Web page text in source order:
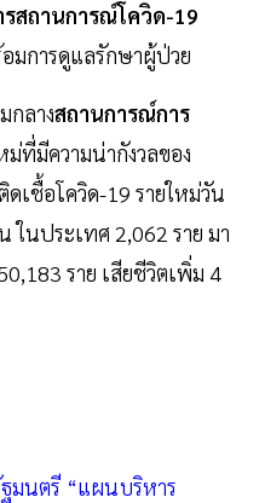
สถานการณ์โควิด-19
มการดูแลรักษาผู้ป่วย
กลางสถานการณ์การ
ม่ที่มีความน่ากังวลของ
เชื้อโควิด-19 รายใหม่วัน
ในประเทศ 2,062 ราย มา
ราย เสียชีวิตเพิ่ม 4
มนตรี “แผนบริหาร